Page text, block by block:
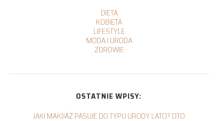
DIETA
KOBIETA
LIFESTYLE
MODA I URODA
ZDROWIE
OSTATNIE WPISY:
JAKI MAKIJAŻ PASUJE DO TYPU URODY LATO? OTO